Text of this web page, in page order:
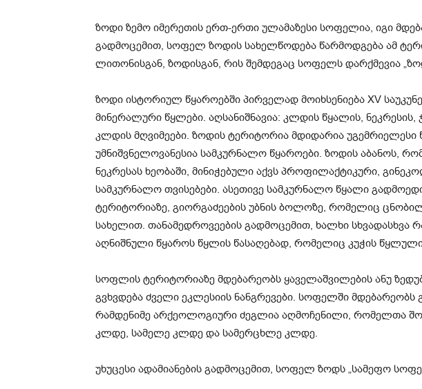
ზოდი ზემო იმერეთის ერთ-ერთი ულამაზესი სოფელია, იგი
გადმოცემით, სოფელ ზოდის სახელწოდება წარმოდგება ამ
ლითონისგან, ზოდისგან, რის შემდეგაც სოფელს დარქმევია
ზოდი ისტორიულ წყაროებში პირველად მოიხსენიება XV
მინერალური წყლები. აღსანიშნავია: კლდის წყალის,
კლდის მღვიმეები. ზოდის ტერიტორია მდიდარია უგემრიელესი
უმნიშვნელოვანესია სამკურნალო წყაროები. ზოდის აბანოს,
ნეკრესას ხეობაში, მინიჭებული აქვს პროფილაქტიკური,
სამკურნალო თვისებები. ასეთივე სამკურნალო წყალი
ტერიტორიაზე, გიორგაძეების უბნის ბოლოზე, რომელიც
სახელით. თანამედროვეების გადმოცემით, ხალხი სხვადასხვა
აღნიშნული წყაროს წყლის წასაღებად, რომელიც კუჭის
სოფლის ტერიტორიაზე მდებარეობს ყაველაშვილების ანუ
გვხვდება ძველი ეკლესიის ნანგრევები. სოფელში
რამდენიმე არქეოლოგიური ძეგლია აღმოჩენილი, რომელთა
კლდე, სამელე კლდე და სამერცხლე კლდე.
უხუცესი ადამიანების გადმოცემით, სოფელ ზოდს „სამეფო